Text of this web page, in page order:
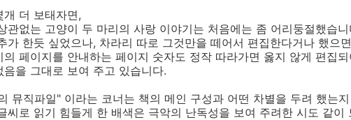
개 더 보태자면,
관없는 고양이 두 마리의 사랑 이야기는 처음에는 좀 어리둥절했습니
가 한듯 싶었으나, 차라리 따로 그것만을 떼어서 편집한다거나 했으
의 페이지를 안내하는 페이지 숫자도 정작 따라가면 옳지 않게 편집
을 그대로 보여 주고 있습니다.
뮤직파일" 이라는 코너는 책의 메인 구성과 어떤 차별을 두려 했는
씨로 읽기 힘들게 한 배색은 극악의 난독성을 보여 주려한 시도 같이